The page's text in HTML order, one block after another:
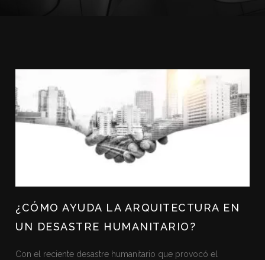
¿CÓMO AYUDA LA ARQUITECTURA EN
UN DESASTRE HUMANITARIO?
Con el reciente desastre humanitario que provocó el